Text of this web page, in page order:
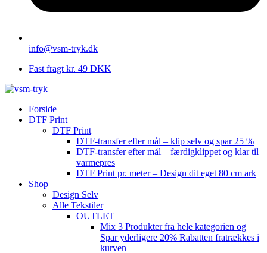
info@vsm-tryk.dk
Fast fragt kr. 49 DKK
Forside
DTF Print
DTF Print
DTF-transfer efter mål – klip selv og spar 25 %
DTF-transfer efter mål – færdigklippet og klar til
varmepres
DTF Print pr. meter – Design dit eget 80 cm ark
Shop
Design Selv
Alle Tekstiler
OUTLET
Mix 3 Produkter fra hele kategorien og
Spar yderligere 20% Rabatten fratrækkes i
kurven